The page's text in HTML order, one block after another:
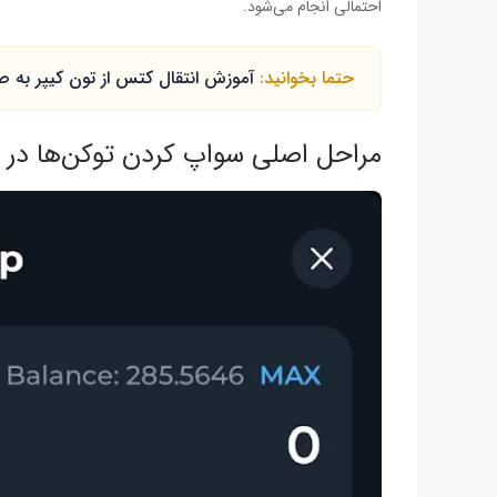
احتمالی انجام می‌شود.
حتما بخوانید: آموزش انتقال کتس از تون کیپر به
مراحل اصلی سواپ کردن توکن‌ها در